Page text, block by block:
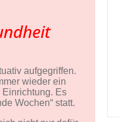
aufgegriffen.
wieder ein
Es
Wochen“ statt.